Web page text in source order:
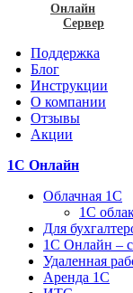
Онлайн
Сервер
Поддержка
Блог
Инструкции
О компании
Отзывы
Акции
1С Онлайн
Облачная 1С
1C
Для
1C Онлайн –
Удаленная
Аренда 1С